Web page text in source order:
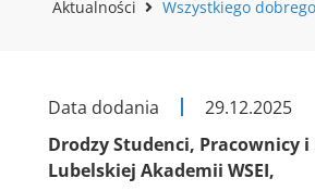
Aktualności
Wszystkiego
Data dodania
29.12.2025
Drodzy Studenci, Pracownicy i
Lubelskiej Akademii WSEI,